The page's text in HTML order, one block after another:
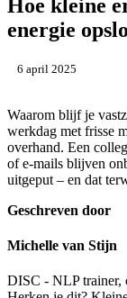
Hoe kleine
energie
6 april 2025
Waarom blijf je
werkdag met frisse
overhand. Een
of e-mails blijven
uitgeput – en dat
Geschreven door
Michelle van Stijn
DISC - NLP trainer,